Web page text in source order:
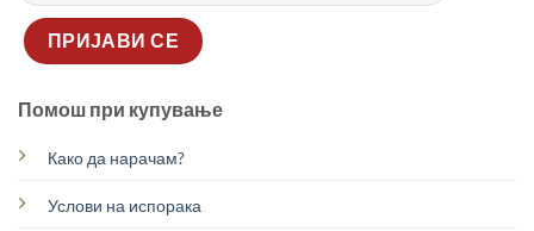
Помош при купување
Како да нарачам?
Услови на испорака